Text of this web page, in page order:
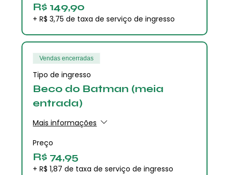
R$ 149,90
+ R$ 3,75 de taxa de serviço de ingresso
Vendas encerradas
Tipo de ingresso
Beco do Batman (meia
entrada)
Mais informações
Preço
R$ 74,95
+ R$ 1,87 de taxa de serviço de ingresso